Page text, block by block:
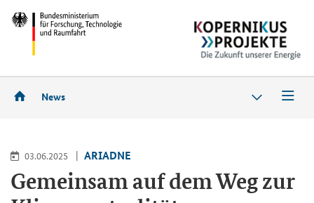
News
03.06.2025 ARIADNE
Gemeinsam auf dem Weg zur